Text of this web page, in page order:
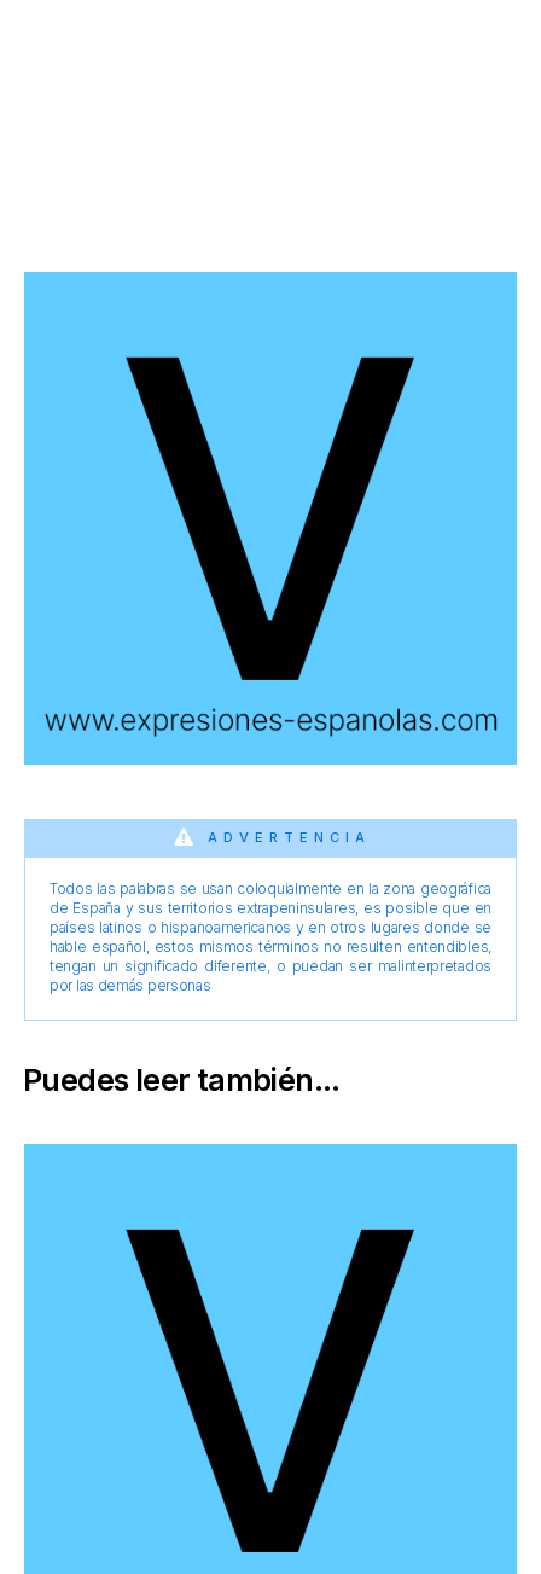
ADVERTENCIA
Todos las palabras se usan coloquialmente en la zona geográfica
de España y sus territorios extrapeninsulares, es posible que en
países latinos o hispanoamericanos y en otros lugares donde se
hable español, estos mismos términos no resulten entendibles,
tengan un significado diferente, o puedan ser malinterpretados
por las demás personas
Puedes leer también...